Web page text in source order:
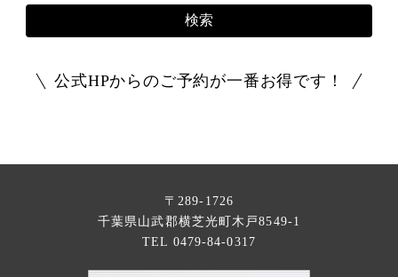
検索
公式HPからのご予約が一番お得です！
〒289-1726
千葉県山武郡横芝光町木戸8549-1
TEL 0479-84-0317